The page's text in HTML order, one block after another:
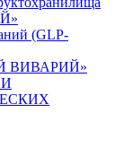
(GLP-
ВИВАРИЙ»